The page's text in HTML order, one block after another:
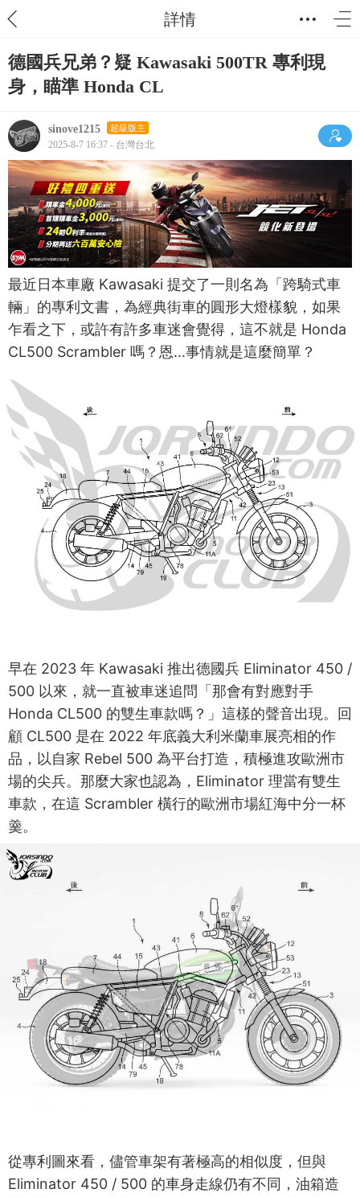
詳情
德國兵兄弟？疑 Kawasaki 500TR 專利現
身，瞄準 Honda CL
sinove1215 超級版主
2025-8-7 16:37 - 台灣台北
最近日本車廠 Kawasaki 提交了一則名為「跨騎式車
輛」的專利文書，為經典街車的圓形大燈樣貌，如果
乍看之下，或許有許多車迷會覺得，這不就是 Honda
CL500 Scrambler 嗎？恩...事情就是這麼簡單？
早在 2023 年 Kawasaki 推出德國兵 Eliminator 450 /
500 以來，就一直被車迷追問「那會有對應對手
Honda CL500 的雙生車款嗎？」這樣的聲音出現。回
顧 CL500 是在 2022 年底義大利米蘭車展亮相的作
品，以自家 Rebel 500 為平台打造，積極進攻歐洲市
場的尖兵。那麼大家也認為，Eliminator 理當有雙生
車款，在這 Scrambler 橫行的歐洲市場紅海中分一杯
羹。
從專利圖來看，儘管車架有著極高的相似度，但與
Eliminator 450 / 500 的車身走線仍有不同，油箱造